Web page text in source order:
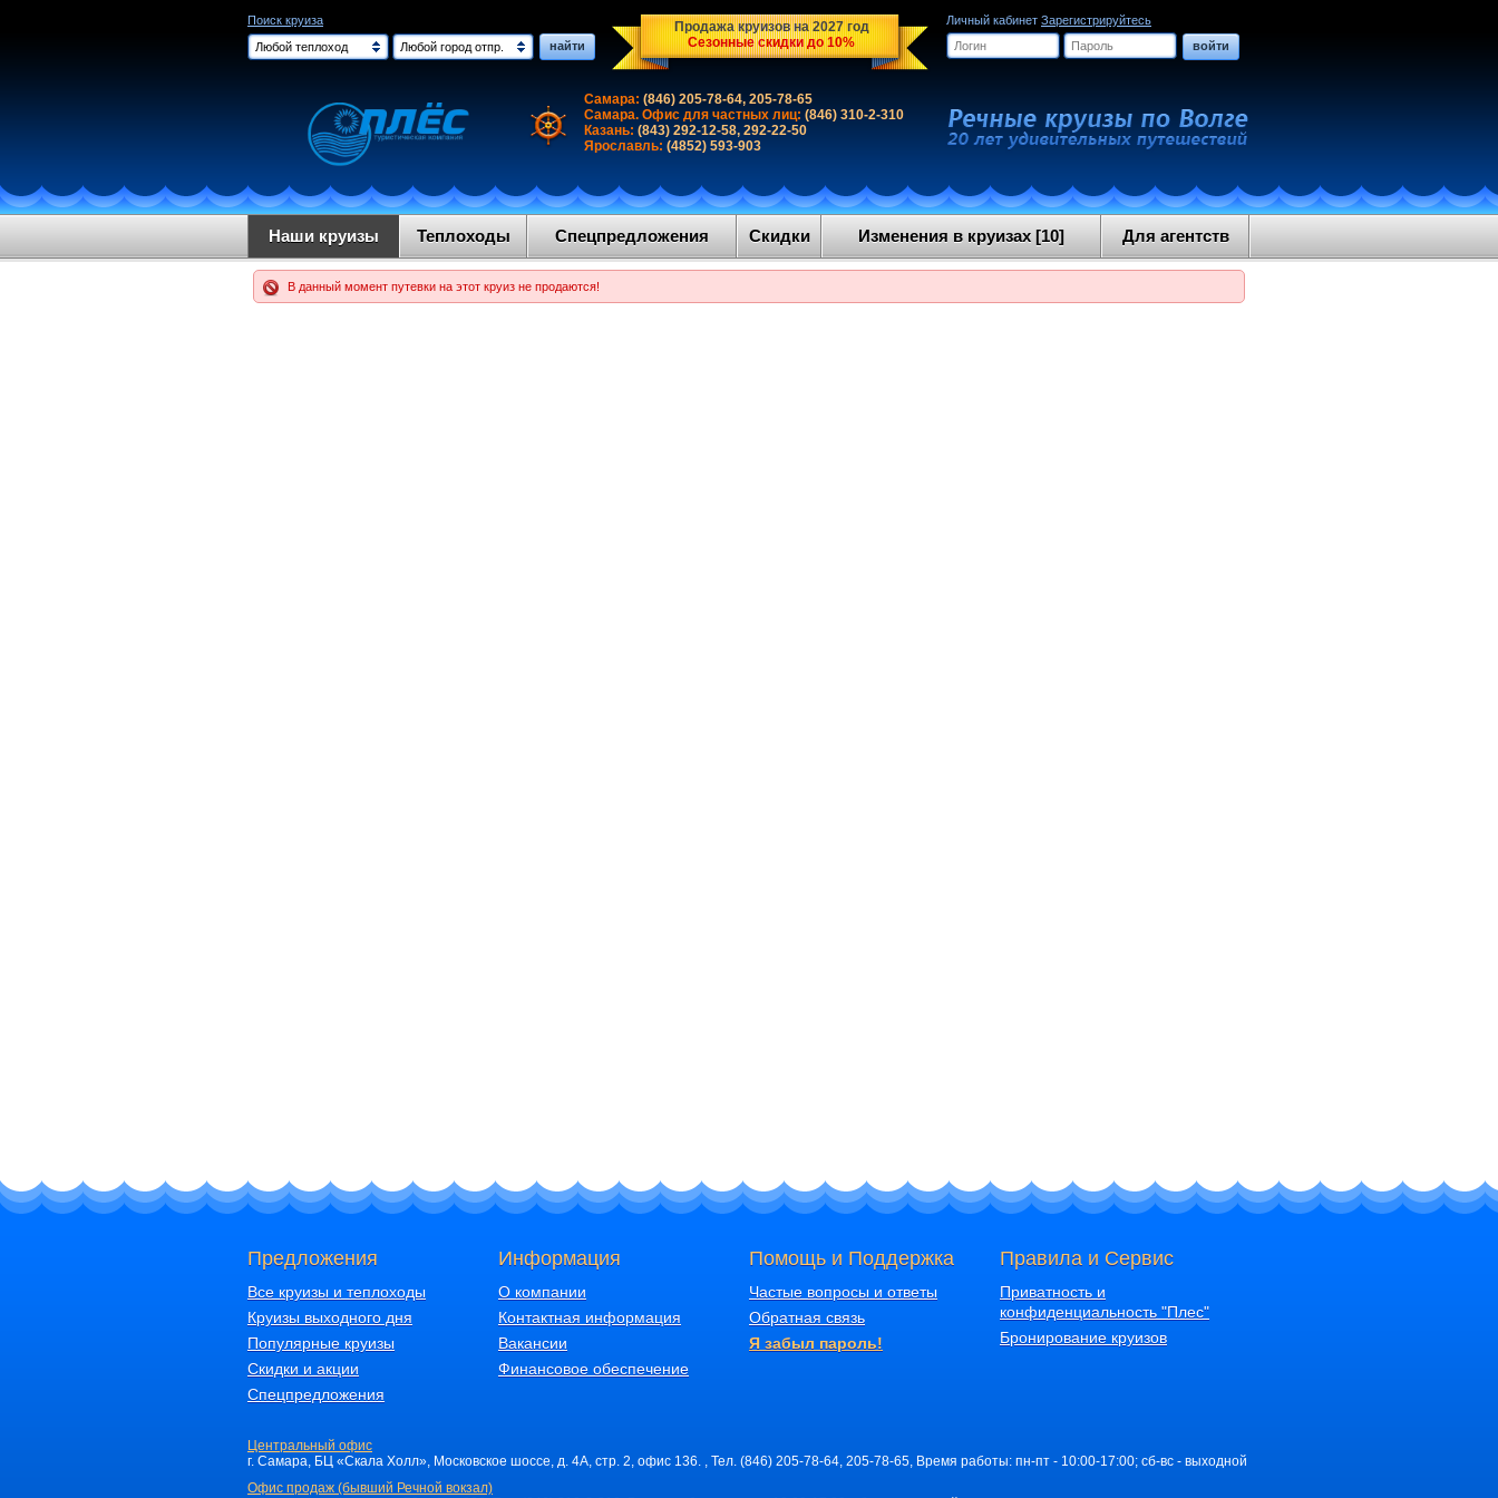
Поиск круиза
Любой теплоход
Любой город отпр. найти
Продажа круизов на 2027 год
Сезонные скидки до 10%
Личный кабинет Зарегистрируйтесь
войти
Самара: (846) 205-78-64, 205-78-65
Самара. Офис для частных лиц: (846) 310-2-310
Казань: (843) 292-12-58, 292-22-50
Ярославль: (4852) 593-903
Наши круизы Теплоходы Спецпредложения Скидки Изменения в круизах [10] Для агентств
В данный момент путевки на этот круиз не продаются!
Предложения
Все круизы и теплоходы
Круизы выходного дня
Популярные круизы
Скидки и акции
Спецпредложения
Информация
О компании
Контактная информация
Вакансии
Финансовое обеспечение
Помощь и Поддержка
Частые вопросы и ответы
Обратная связь
Я забыл пароль!
Правила и Сервис
Приватность и
конфиденциальность "Плес"
Бронирование круизов
Центральный офис
г. Самара, БЦ «Скала Холл», Московское шоссе, д. 4А, стр. 2, офис 136. , Тел. (846) 205-78-64, 205-78-65, Время работы: пн-пт - 10:00-17:00; сб-вс - выходной
Офис продаж (бывший Речной вокзал)